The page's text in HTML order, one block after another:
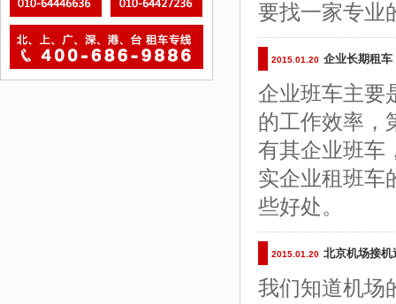
要找一家专业
2015.01.20 企业长期租
企业班车主要
的工作效率，
有其企业班车
实企业租班车
些好处。
2015.01.20 北京机场接
我们知道机场